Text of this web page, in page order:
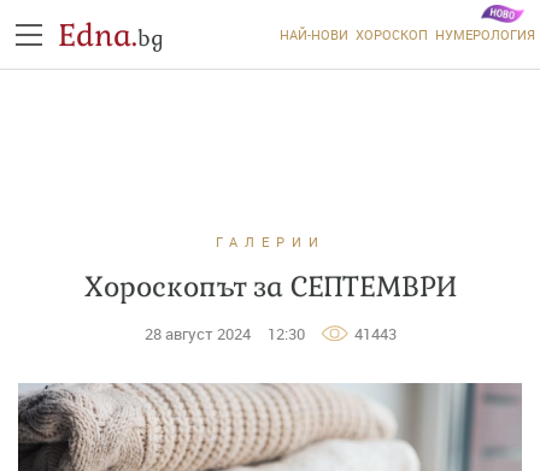
Edna.bg НАЙ-НОВИ ХОРОСКОП НУМЕРОЛОГИЯ
ГАЛЕРИИ
Хороскопът за СЕПТЕМВРИ
28 август 2024 12:30 41443